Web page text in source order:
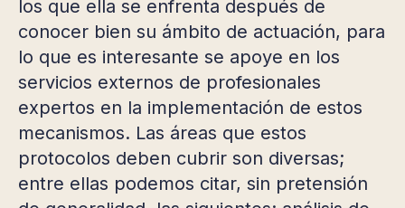
los que ella se enfrenta después de
conocer bien su ámbito de actuación, para
lo que es interesante se apoye en los
servicios externos de profesionales
expertos en la implementación de estos
mecanismos. Las áreas que estos
protocolos deben cubrir son diversas;
entre ellas podemos citar, sin pretensión